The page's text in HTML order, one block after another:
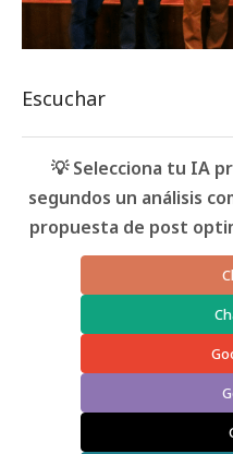
Escuchar
💡 Selecciona tu IA
segundos un análisis
propuesta de post